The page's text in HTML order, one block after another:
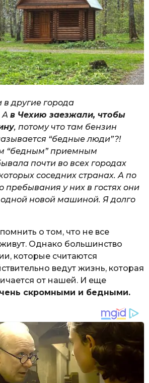
другие города
А в Чехию заезжали, чтобы
, потому что там бензин
“бедные люди”?!
“бедным” приемным
почти во всех городах
соседних странах. А по
пребывания у них в гостях они
новой машиной. Я долго
о том, что не все
Однако большинство
которые считаются
ведут жизнь, которая
от нашей. И еще
скромными и бедными.